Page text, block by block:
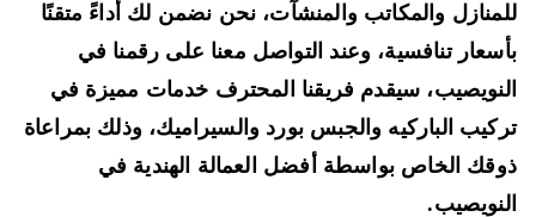
وصباغةوالمكاتب والمنشآت، نحن نضمن لك أداءً متقنًا
تنافسية، وعند التواصل معنا على رقمنا في
سيقدم فريقنا المحترف خدمات مميزة في
الباركيه والجبس بورد والسيراميك، وذلك بمراعاة
الخاص بواسطة أفضل العمالة الهندية في